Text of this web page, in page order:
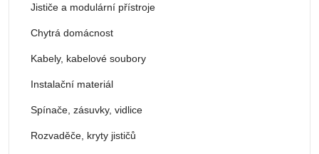
Jističe a modulární přístroje
Chytrá domácnost
Kabely, kabelové soubory
Instalační materiál
Spínače, zásuvky, vidlice
Rozvaděče, kryty jističů